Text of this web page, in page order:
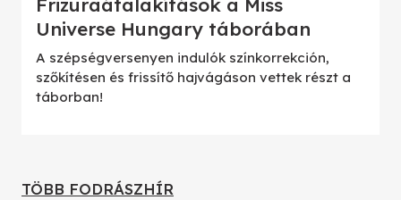
Frizuraátalakítások a Miss
Universe Hungary táborában
A szépségversenyen indulók színkorrekción,
szőkítésen és frissítő hajvágáson vettek részt a
táborban!
TÖBB FODRÁSZHÍR